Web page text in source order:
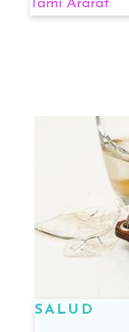
Tami Ararat
SALUD